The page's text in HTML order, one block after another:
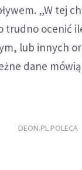
„W tej
ocenić
lub innych
dane
DEON.PL POLECA